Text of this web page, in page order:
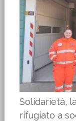
Solidarietà,
rifugiato a